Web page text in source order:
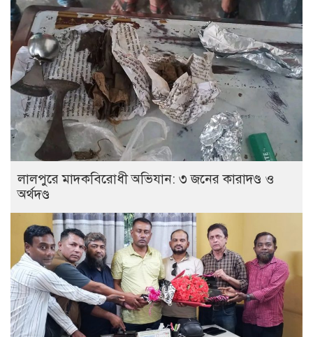
লালপুরে মাদকবিরোধী অভিযান: ৩ জনের কারাদণ্ড ও
অর্থদণ্ড